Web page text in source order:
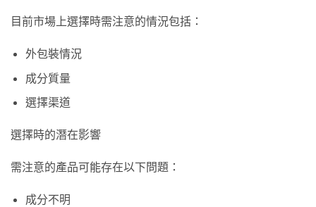
目前市場上選擇時需注意的情況包括：
外包裝情況
成分質量
選擇渠道
選擇時的潛在影響
需注意的產品可能存在以下問題：
成分不明